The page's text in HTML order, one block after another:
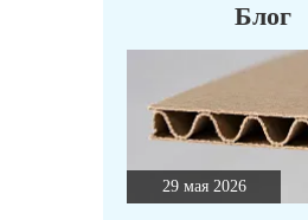
Блог
29 мая 2026